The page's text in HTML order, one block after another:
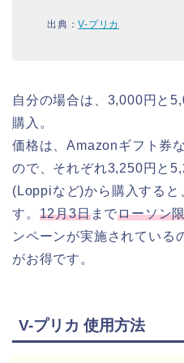
出典：V-プリカ
自分の場合は、3,000円と
購入。
価格は、Amazonギフト券
ので、それぞれ3,250円と
(Loppiなど)から購入する
す。 12月3日までローソン
ンペーンが実施されている
がお得です。
V-プリカ 使用方法